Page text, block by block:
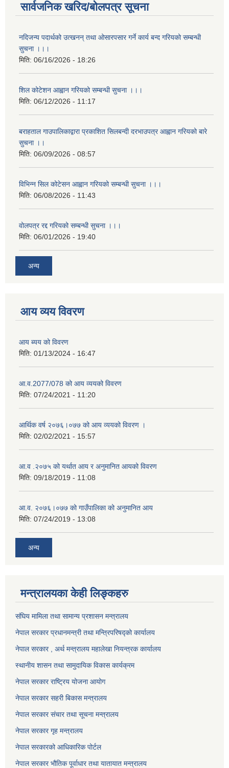
सार्वजनिक खरिद/बोलपत्र सूचना
नदिजन्य पदार्थको उत्खनन् तथा ओसारपसार गर्ने कार्य बन्द गरियको सम्बन्धी
सुचना ।।।
मिति: 06/16/2026 - 18:26
शिल कोटेशन आह्वान गरियको सम्बन्धी सुचना ।।।
मिति: 06/12/2026 - 11:17
बराहताल गाउपालिकाद्वारा प्रकाशित सिलबन्दी दरभाउपत्र आह्वान गरियको बारे
सुचना ।।
मिति: 06/09/2026 - 08:57
विभिन्न सिल कोटेसन आह्वान गरियको सम्बन्धी सुचना ।।।
मिति: 06/08/2026 - 11:43
वोलपत्र रद्द गरियको सम्बन्धी सुचना ।।।
मिति: 06/01/2026 - 19:40
अन्य
आय व्यय विवरण
आय ब्यय को विवरण
मिति: 01/13/2024 - 16:47
आ.व.2077/078 को आय व्ययको विवरण
मिति: 07/24/2021 - 11:20
आर्थिक वर्ष २०७६।०७७ को आय व्ययको विवरण ।
मिति: 02/02/2021 - 15:57
आ.व .२०७५ को यर्थात आय र अनुमानित आयको विवरण
मिति: 09/18/2019 - 11:08
आ.व. २०७६।०७७ को गाउँपालिका को अनुमानित आय
मिति: 07/24/2019 - 13:08
अन्य
मन्त्रालयका केही लिङ्कहरु
संघिय मामिला तथा सामान्य प्रशासन मन्त्रालय
नेपाल सरकार प्रधानमन्त्री तथा मन्त्रिपरिषद्को कार्यालय
नेपाल सरकार , अर्थ मन्त्रालय महालेखा नियन्त्रक कार्यालय
स्थानीय शासन तथा सामुदायिक विकास कार्यक्रम
नेपाल सरकार राष्ट्रिय योजना आयोग
नेपाल सरकार सहरी बिकास मन्त्रालय
नेपाल सरकार संचार तथा सूचना मन्त्रालय
नेपाल सरकार गृह मन्त्रालय
नेपाल सरकारको आधिकारिक पोर्टल
नेपाल सरकार भौतिक पूर्वाधार तथा यातायात मन्त्रालय